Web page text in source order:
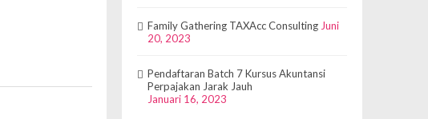
Family Gathering TAXAcc Consulting Juni
20, 2023
Pendaftaran Batch 7 Kursus Akuntansi
Perpajakan Jarak Jauh
Januari 16, 2023